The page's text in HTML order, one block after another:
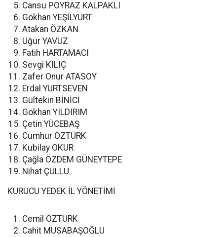
Cansu POYRAZ KALPAKLI
Gökhan YEŞİLYURT
Atakan ÖZKAN
Uğur YAVUZ
Fatih HARTAMACI
Sevgi KILIÇ
Zafer Onur ATASOY
Erdal YURTSEVEN
Gültekin BİNİCİ
Gökhan YILDIRIM
Çetin YÜCEBAŞ
Cumhur ÖZTÜRK
Kubilay OKUR
Çağla ÖZDEM GÜNEYTEPE
Nihat ÇULLU
KURUCU YEDEK İL YÖNETİMİ
Cemil ÖZTÜRK
Cahit MUSABAŞOĞLU